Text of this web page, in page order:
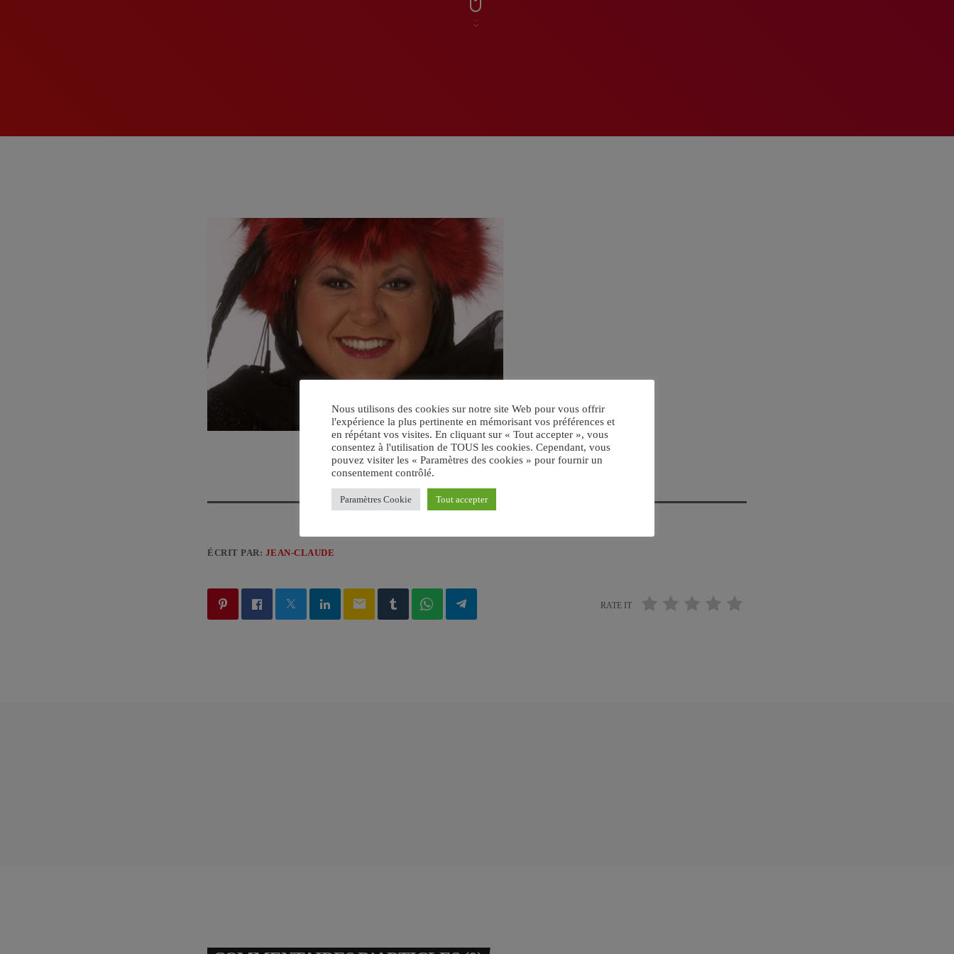
ÉCRIT PAR: JEAN-CLAUDE
email RATE IT
Nous utilisons des cookies sur notre site Web pour vous offrir
l'expérience la plus pertinente en mémorisant vos préférences et
en répétant vos visites. En cliquant sur « Tout accepter », vous
consentez à l'utilisation de TOUS les cookies. Cependant, vous
pouvez visiter les « Paramètres des cookies » pour fournir un
consentement contrôlé.
Paramètres Cookie Tout accepter